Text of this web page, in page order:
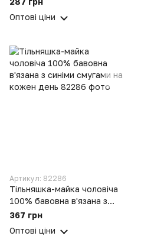
Оптові ціни
Артикул: 82286
Тільняшка-майка чоловіча
100% бавовна в'язана з
синіми смугами на кожен
367 грн
Оптові ціни